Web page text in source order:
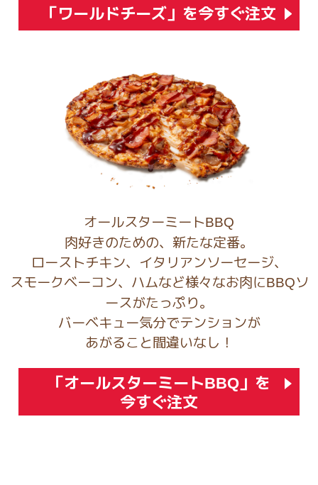
「ワールドチーズ」を今すぐ注文
オールスターミートBBQ
肉好きのための、新たな定番。
ローストチキン、イタリアンソーセージ、​
スモークベーコン、ハムなど様々なお肉にBBQソ
ースがたっぷり。
バーベキュー気分でテンションが
あがること間違いなし！​
「オールスターミートBBQ」を
今すぐ注文